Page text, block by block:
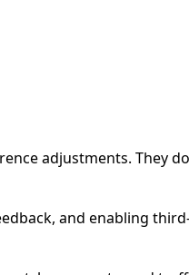
adjustments. They
and enabling